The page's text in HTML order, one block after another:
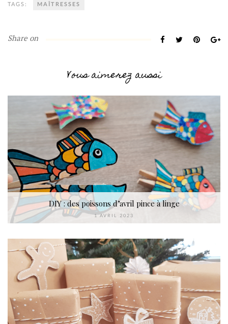
TAGS: MAÎTRESSES
Share on
Vous aimerez aussi
DIY : des poissons d’avril pince à linge
1 AVRIL 2023